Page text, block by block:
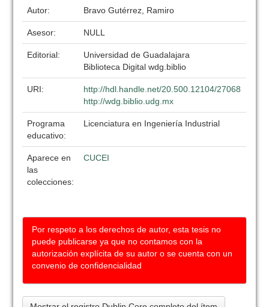
Autor: Bravo Gutérrez, Ramiro
Asesor: NULL
Editorial:
Universidad de Guadalajara
Biblioteca Digital wdg.biblio
URI:
http://hdl.handle.net/20.500.12104/27068
http://wdg.biblio.udg.mx
Programa
educativo:
Licenciatura en Ingeniería Industrial
Aparece en
las
colecciones:
CUCEI
Por respeto a los derechos de autor, esta tesis no
puede publicarse ya que no contamos con la
autorización explícita de su autor o se cuenta con un
convenio de confidencialidad